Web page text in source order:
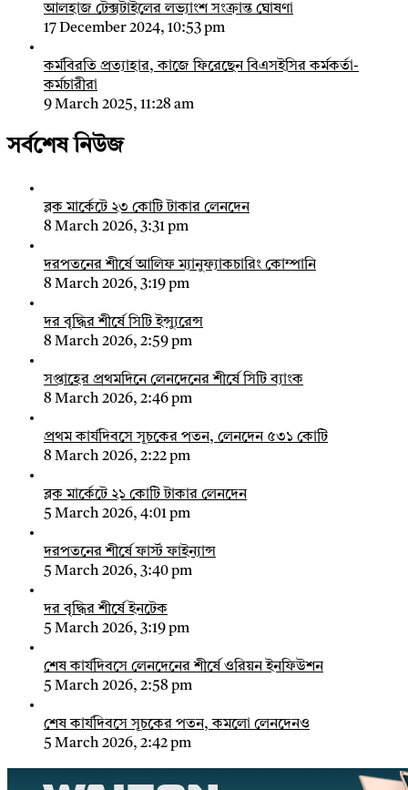
আলহাজ টেক্সটাইলের লভ্যাংশ সংক্রান্ত ঘোষণা
17 December 2024, 10:53 pm
কর্মবিরতি প্রত্যাহার, কাজে ফিরেছেন বিএসইসির কর্মকর্তা-
কর্মচারীরা
9 March 2025, 11:28 am
সর্বশেষ নিউজ
ব্লক মার্কেটে ২৩ কোটি টাকার লেনদেন
8 March 2026, 3:31 pm
দরপতনের শীর্ষে আলিফ ম্যানুফ্যাকচারিং কোম্পানি
8 March 2026, 3:19 pm
দর বৃদ্ধির শীর্ষে সিটি ইন্স্যুরেন্স
8 March 2026, 2:59 pm
সপ্তাহের প্রথমদিনে লেনদেনের শীর্ষে সিটি ব্যাংক
8 March 2026, 2:46 pm
প্রথম কার্যদিবসে সূচকের পতন, লেনদেন ৫৩১ কোটি
8 March 2026, 2:22 pm
ব্লক মার্কেটে ২১ কোটি টাকার লেনদেন
5 March 2026, 4:01 pm
দরপতনের শীর্ষে ফার্স্ট ফাইন্যান্স
5 March 2026, 3:40 pm
দর বৃদ্ধির শীর্ষে ইনটেক
5 March 2026, 3:19 pm
শেষ কার্যদিবসে লেনদেনের শীর্ষে ওরিয়ন ইনফিউশন
5 March 2026, 2:58 pm
শেষ কার্যদিবসে সূচকের পতন, কমলো লেনদেনও
5 March 2026, 2:42 pm